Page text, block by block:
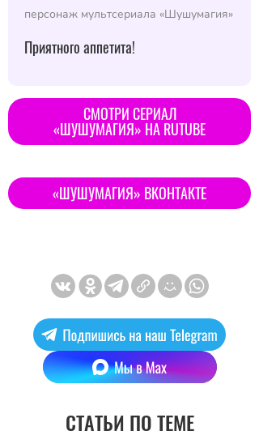
персонаж мультсериала «Шушумагия»
Приятного аппетита!
CМОТРИ СЕРИАЛ
«ШУШУМАГИЯ» НА RUTUBE
«ШУШУМАГИЯ» ВКОНТАКТЕ
СТАТЬИ ПО ТЕМЕ